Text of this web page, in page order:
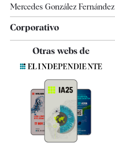
Mercedes González Fernández
Corporativo
Quiénes somos
Especificaciones
Otras webs de